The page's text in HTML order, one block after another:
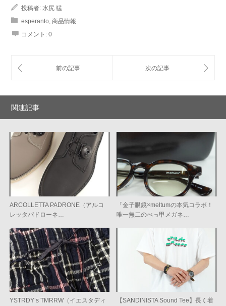
投稿者: 水尻 猛
esperanto, 商品情報
コメント: 0
関連記事
ARCOLLETTA PADRONE（アルコ
レッタパドローネ…
「金子眼鏡×meltumの本気コラボ！
唯一無二のべっ甲メガネ…
YSTRDY’s TMRRW（イエスタディ
【SANDINISTA Sound Tee】長く着